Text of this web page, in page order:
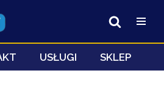
USŁUGI SKLEP